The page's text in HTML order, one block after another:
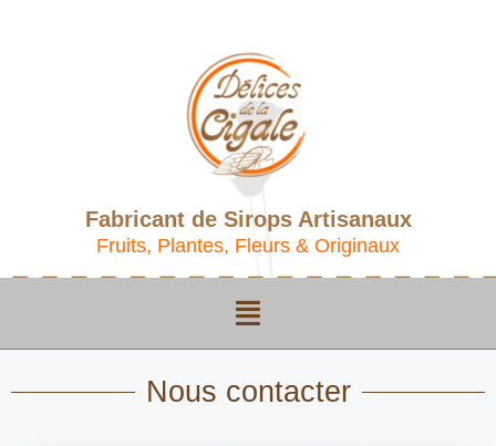
Fabricant de Sirops Artisanaux
Fruits, Plantes, Fleurs & Originaux
Nous contacter